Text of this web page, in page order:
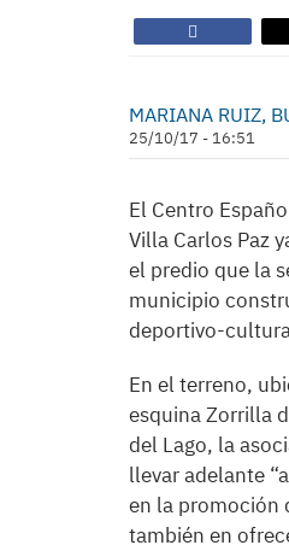
MARIANA RUIZ,
25/10/17 - 16:51
El Centro
Villa Carlos Paz
el predio que la
municipio
deportivo-
En el terreno,
esquina Zorrilla
del Lago, la
llevar adelante
en la promoción
también en